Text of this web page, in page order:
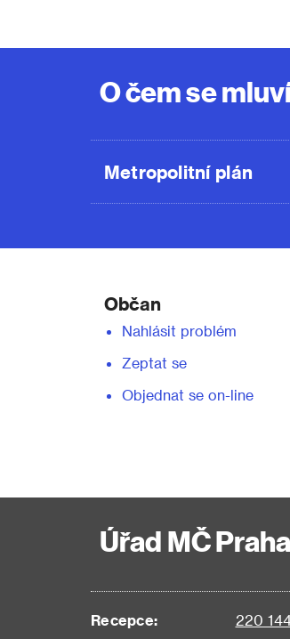
O čem se
Metropolitní plán
Občan
Nahlásit problém
Zeptat se
Objednat se on-line
Úřad MČ
Recepce: 220 144